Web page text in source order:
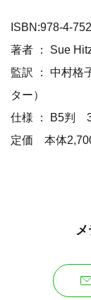
ISBN:978-4-
著者 ： Sue
監訳 ： 中村格
ター）
仕様 ： B5判
定価 本体